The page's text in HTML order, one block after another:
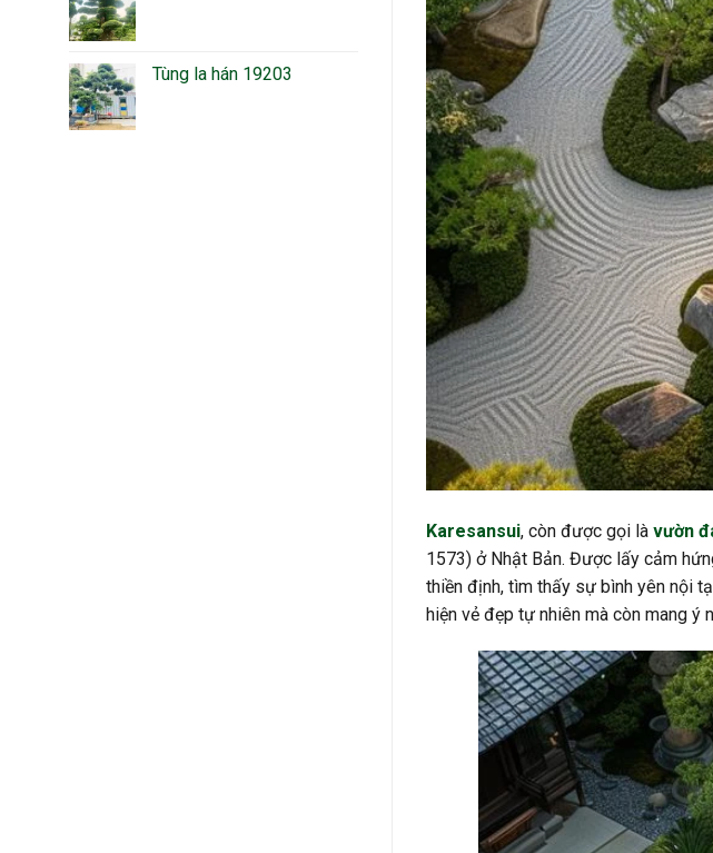
Tùng la hán 19203
Karesansui, còn được gọi là vườn
1573) ở Nhật Bản. Được lấy cảm
thiền định, tìm thấy sự bình yên nội
hiện vẻ đẹp tự nhiên mà còn mang ý